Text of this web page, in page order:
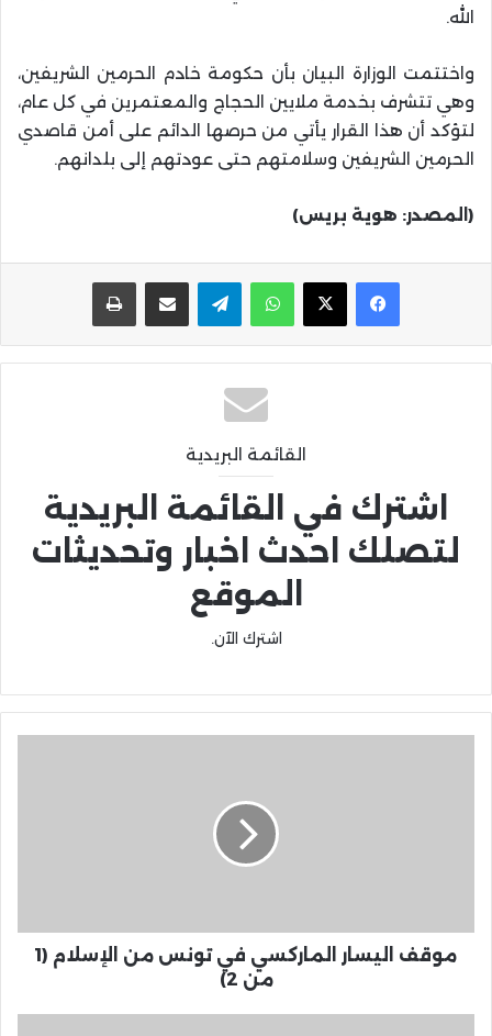
الله.
واختتمت الوزارة البيان بأن حكومة خادم الحرمين الشريفين،
وهي تتشرف بخدمة ملايين الحجاج والمعتمرين في كل عام،
لتؤكد أن هذا القرار يأتي من حرصها الدائم على أمن قاصدي
الحرمين الشريفين وسلامتهم حتى عودتهم إلى بلدانهم.
(المصدر: هوية بريس)
واتساب تيلقرام مشاركة عبر البريد
القائمة البريدية
اشترك في القائمة البريدية
لتصلك احدث اخبار وتحديثات
الموقع
اشترك الآن.
موقف اليسار الماركسي في تونس من الإسلام (1
من 2)